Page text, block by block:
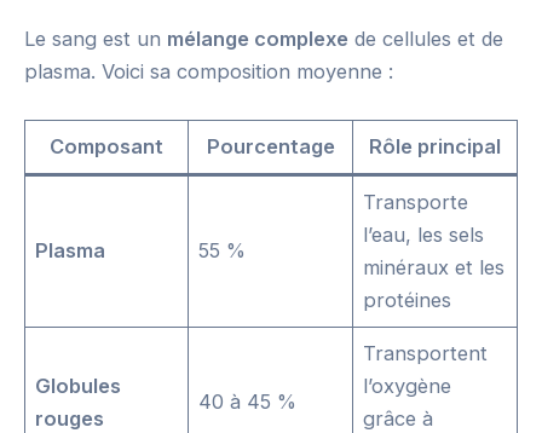
Le sang est un mélange complexe de cellules et de
plasma. Voici sa composition moyenne :
Composant Pourcentage Rôle principal
Plasma 55 %
Transporte
l’eau, les sels
minéraux et les
protéines
Globules
rouges
40 à 45 %
Transportent
l’oxygène
grâce à